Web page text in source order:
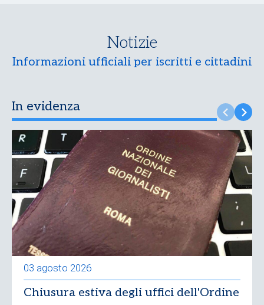
Notizie
Informazioni ufficiali per iscritti e cittadini
In evidenza
03 agosto 2026
Chiusura estiva degli uffici dell'Ordine